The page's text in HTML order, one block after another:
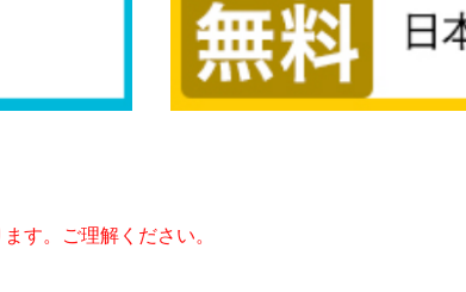
す。ご理解ください。